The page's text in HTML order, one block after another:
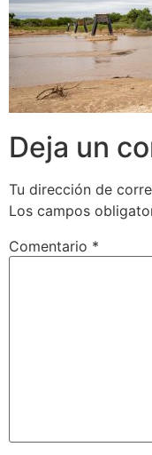
Deja un
Tu dirección de
Los campos
Comentario *